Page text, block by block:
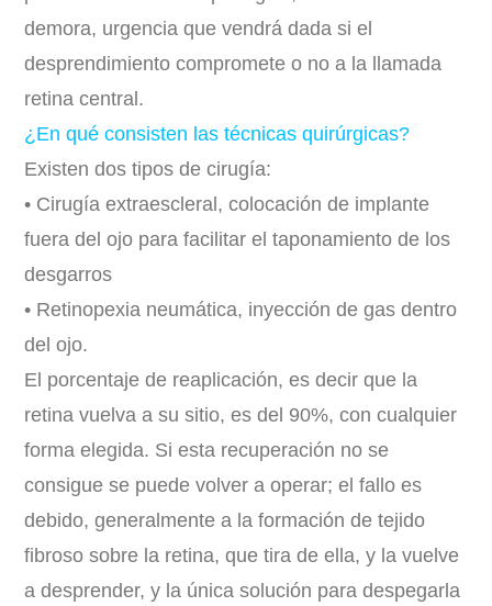
demora, urgencia que vendrá dada si el
desprendimiento compromete o no a la llamada
retina central.
¿En qué consisten las técnicas quirúrgicas?
Existen dos tipos de cirugía:
• Cirugía extraescleral, colocación de implante
fuera del ojo para facilitar el taponamiento de los
desgarros
• Retinopexia neumática, inyección de gas dentro
del ojo.
El porcentaje de reaplicación, es decir que la
retina vuelva a su sitio, es del 90%, con cualquier
forma elegida. Si esta recuperación no se
consigue se puede volver a operar; el fallo es
debido, generalmente a la formación de tejido
fibroso sobre la retina, que tira de ella, y la vuelve
a desprender, y la única solución para despegarla